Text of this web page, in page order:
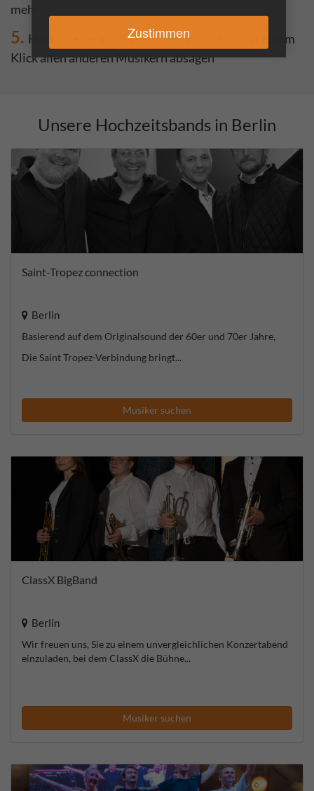
Zustimmen
mehr
5. Hast du eine Wahl getroffen, kannst du mit einem
Klick allen anderen Musikern absagen
Unsere Hochzeitsbands in Berlin
Saint-Tropez connection
Berlin
Basierend auf dem Originalsound der 60er und 70er Jahre,
Die Saint Tropez-Verbindung bringt...
Musiker suchen
ClassX BigBand
Berlin
Wir freuen uns, Sie zu einem unvergleichlichen Konzertabend
einzuladen, bei dem ClassX die Bühne...
Musiker suchen